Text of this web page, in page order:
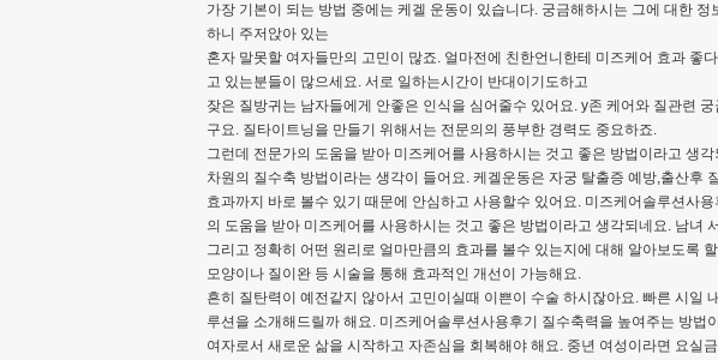
가장 기본이 되는 방법 중에는 케겔 운동이 있습니다. 궁금해하시는 그에 대한
하니 주저앉아 있는
혼자 말못할 여자들만의 고민이 많죠. 얼마전에 친한언니한테 미즈케어 효과
고 있는분들이 많으세요. 서로 일하는시간이 반대이기도하고
잦은 질방귀는 남자들에게 안좋은 인식을 심어줄수 있어요. y존 케어와 질관련
구요. 질타이트닝을 만들기 위해서는 전문의의 풍부한 경력도 중요하죠.
그런데 전문가의 도움을 받아 미즈케어를 사용하시는 것고 좋은 방법이라고 생
차원의 질수축 방법이라는 생각이 들어요. 케겔운동은 자궁 탈출증 예방,출산후
효과까지 바로 볼수 있기 때문에 안심하고 사용할수 있어요. 미즈케어솔루션사
의 도움을 받아 미즈케어를 사용하시는 것고 좋은 방법이라고 생각되네요. 남녀
그리고 정확히 어떤 원리로 얼마만큼의 효과를 볼수 있는지에 대해 알아보도록
모양이나 질이완 등 시술을 통해 효과적인 개선이 가능해요.
흔히 질탄력이 예전같지 않아서 고민이실때 이쁜이 수술 하시잖아요. 빠른 시
루션을 소개해드릴까 해요. 미즈케어솔루션사용후기 질수축력을 높여주는 방법
여자로서 새로운 삶을 시작하고 자존심을 회복해야 해요. 중년 여성이라면 요실